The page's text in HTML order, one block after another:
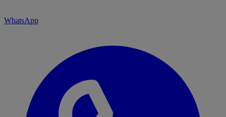
WhatsApp